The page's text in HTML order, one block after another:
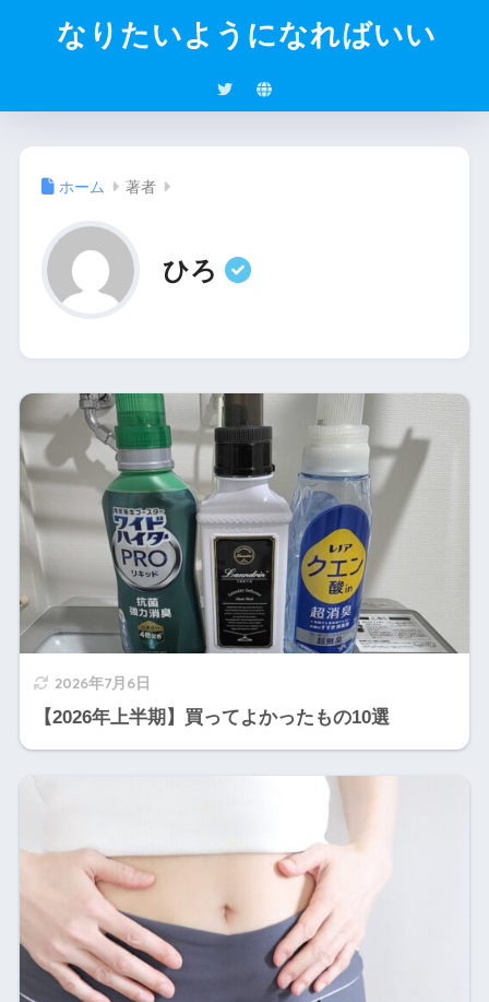
なりたいようになればいい
ホーム 著者
ひろ
2026年7月6日
【2026年上半期】買ってよかったもの10選